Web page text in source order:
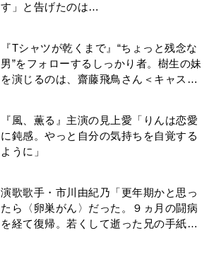
す」と告げたのは…
『Tシャツが乾くまで』“ちょっと残念な
男”をフォローするしっかり者。樹生の妹
を演じるのは、齋藤飛鳥さん＜キャスト
『風、薫る』主演の見上愛「りんは恋愛
に鈍感。やっと自分の気持ちを自覚する
ように」
演歌歌手・市川由紀乃「更年期かと思っ
たら〈卵巣がん〉だった。９ヵ月の闘病
を経て復帰。若くして逝った兄の手紙を